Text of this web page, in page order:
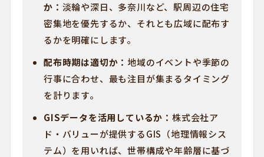
か： 淡輪や深日、多奈川など、駅周辺の住宅
密集地を優先するか、それとも広域に配布す
るかを明確にします。
配布時期は適切か： 地域のイベントや季節の
行事に合わせ、最も注目が集まるタイミング
を計ります。
GISデータを活用しているか： 株式会社ア
ド・バリューが提供するGIS（地理情報シス
テム）を用いれば、世帯構成や年齢層に基づ